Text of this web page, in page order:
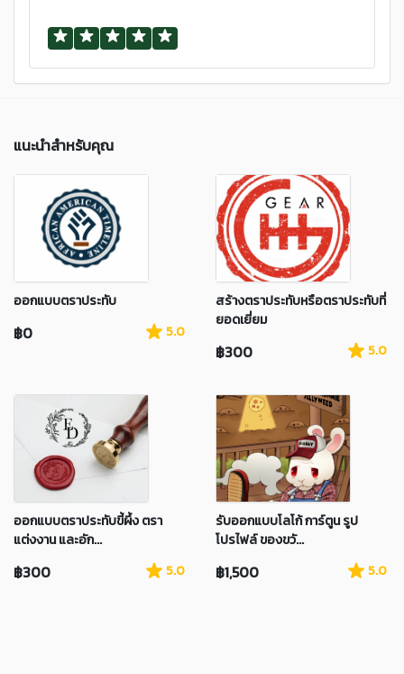
แนะนำสำหรับคุณ
ออกแบบตราประทับ
฿0 5.0
สร้างตราประทับหรือตราประทับที่
ยอดเยี่ยม
฿300 5.0
ออกแบบตราประทับขี้ผึ้ง ตรา
แต่งงาน และอัก...
฿300 5.0
รับออกแบบโลโก้ การ์ตูน รูป
โปรไฟล์ ของขวั...
฿1,500 5.0